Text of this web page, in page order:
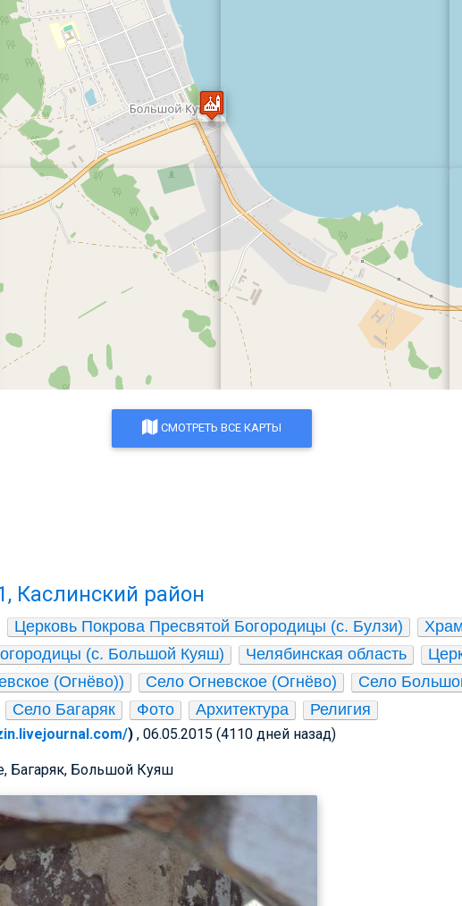
СМОТРЕТЬ ВСЕ КАРТЫ
Каслинский район
Церковь Покрова Пресвятой Богородицы (с. Булзи)
(с. Большой Куяш)
Челябинская область
(Огнёво))
Село Огневское (Огнёво) Село
Село Багаряк
Фото Архитектура Религия
) , 06.05.2015 (4110 дней назад)
Багаряк, Большой Куяш